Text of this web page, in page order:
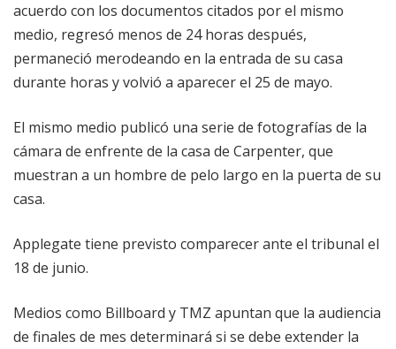
acuerdo con los documentos citados por el mismo
medio, regresó menos de 24 horas después,
permaneció merodeando en la entrada de su casa
durante horas y volvió a aparecer el 25 de mayo.
El mismo medio publicó una serie de fotografías de la
cámara de enfrente de la casa de Carpenter, que
muestran a un hombre de pelo largo en la puerta de su
casa.
Applegate tiene previsto comparecer ante el tribunal el
18 de junio.
Medios como Billboard y TMZ apuntan que la audiencia
de finales de mes determinará si se debe extender la